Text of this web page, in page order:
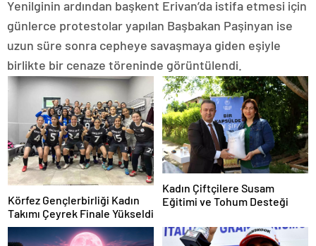
Yenilginin ardından başkent Erivan’da istifa etmesi için
günlerce protestolar yapılan Başbakan Paşinyan ise
uzun süre sonra cepheye savaşmaya giden eşiyle
birlikte bir cenaze töreninde görüntülendi.
Körfez Gençlerbirliği Kadın
Takımı Çeyrek Finale Yükseldi
Kadın Çiftçilere Susam
Eğitimi ve Tohum Desteği